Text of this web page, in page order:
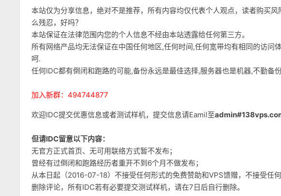
本站仅为分享信息，绝对不是推荐，所有内容均仅代表个人观点，读者购买
么残忍，好吗？
本站保证在法律范围内您的个人信息不经由本站透露给任何第三方。
所有网络产品均无法保证在中国任何地区,任何时间,任何宽带均有相同的访问
呵.
任何IDC都有倒闭和跑路的可能,备份永远是最佳选择,服务器也是机器,不勤备
加入新群：494744877
欢迎IDC提交优惠信息或者测试样机，提交信息请Eamil至
但请IDC留意以下内容：
无官方正式首页、无可用联络方式暂不发布；
曾经有过倒闭和跑路经历者重开不到6个月不做发布；
从本日起（2016-07-18）不接受任何形式的免费赞助和VPS馈赠，不接受任
删除评论，所有IDC若有必要提交测试样机，请在7日后自行删除。